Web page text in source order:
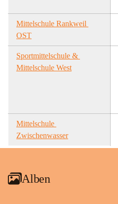
Mittelschule Rankweil
OST
Sportmittelschule &
Mittelschule West
Mittelschule
Zwischenwasser
Alben